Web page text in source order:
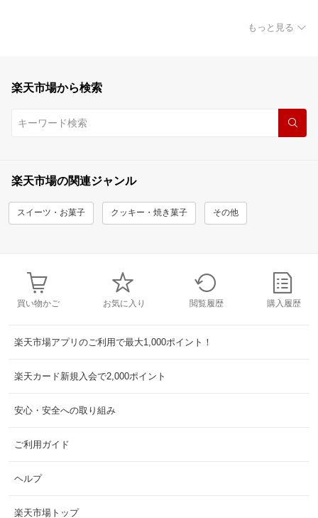
もっと見る
楽天市場から検索
楽天市場の関連ジャンル
スイーツ・お菓子 クッキー・焼き菓子 その他
買い物かご お気に入り 閲覧履歴 購入履歴
楽天市場アプリのご利用で最大1,000ポイント！
楽天カード新規入会で2,000ポイント
安心・安全への取り組み
ご利用ガイド
ヘルプ
楽天市場トップ